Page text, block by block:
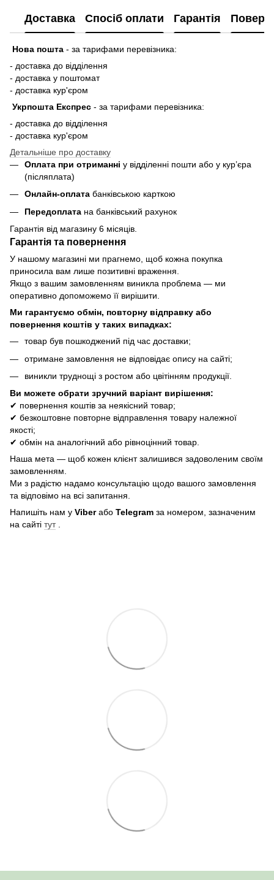
Доставка Спосіб оплати Гарантія
Нова пошта - за тарифами перевізника:
- доставка до відділення
- доставка у поштомат
- доставка кур'єром
Укрпошта Експрес - за тарифами перевізника:
- доставка до відділення
- доставка кур'єром
Детальніше про доставку
Оплата при отриманні у відділенні пошти або у кур’єра
(післяплата)
Онлайн-оплата банківською карткою
Передоплата на банківський рахунок
Гарантія від магазину 6 місяців.
Гарантія та повернення
У нашому магазині ми прагнемо, щоб кожна покупка
приносила вам лише позитивні враження.
Якщо з вашим замовленням виникла проблема — ми
оперативно допоможемо її вирішити.
Ми гарантуємо обмін, повторну відправку або
повернення коштів у таких випадках:
товар був пошкоджений під час доставки;
отримане замовлення не відповідає опису на сайті;
виникли труднощі з ростом або цвітінням продукції.
Ви можете обрати зручний варіант вирішення:
✔ повернення коштів за неякісний товар;
✔ безкоштовне повторне відправлення товару належної
якості;
✔ обмін на аналогічний або рівноцінний товар.
Наша мета — щоб кожен клієнт залишився задоволеним своїм
замовленням.
Ми з радістю надамо консультацію щодо вашого замовлення
та відповімо на всі запитання.
Напишіть нам у Viberабо Telegram за номером, зазначеним
на сайті тут.